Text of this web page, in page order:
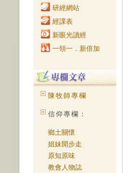
研經網站
經課表
新眼光讀經
一領一．新倍加
陳牧師專欄
信仰專欄：
鄉土關懷
姐妹開步走
原知原味
教會人物誌